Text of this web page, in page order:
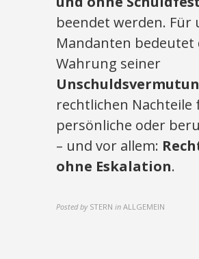
beendet werden. Für
Mandanten bedeutet
Wahrung seiner
rechtlichen Nachteile
persönliche oder
– und vor allem:
ohne Eskalation.
Posted by STERN in ALLGEMEIN